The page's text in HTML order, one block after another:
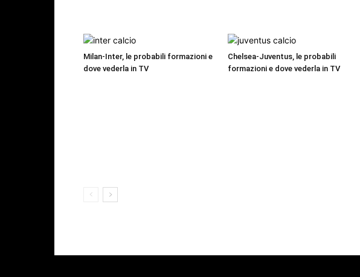
Milan-Inter, le probabili formazioni e
dove vederla in TV
Chelsea-Juventus, le probabili
formazioni e dove vederla in TV